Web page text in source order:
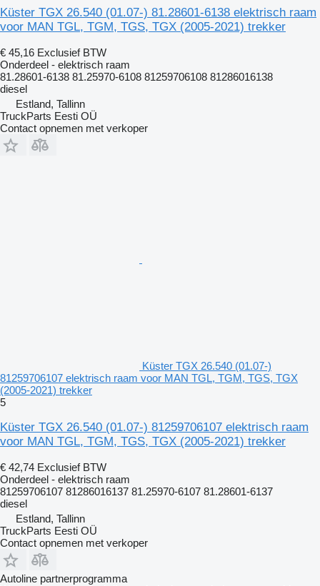
Küster TGX 26.540 (01.07-) 81.28601-6138 elektrisch raam
voor MAN TGL, TGM, TGS, TGX (2005-2021) trekker
€ 45,16 Exclusief BTW
Onderdeel - elektrisch raam
81.28601-6138 81.25970-6108 81259706108 81286016138
diesel
Estland, Tallinn
TruckParts Eesti OÜ
Contact opnemen met verkoper
Küster TGX 26.540 (01.07-)
81259706107 elektrisch raam voor MAN TGL, TGM, TGS, TGX
(2005-2021) trekker
5
Küster TGX 26.540 (01.07-) 81259706107 elektrisch raam
voor MAN TGL, TGM, TGS, TGX (2005-2021) trekker
€ 42,74 Exclusief BTW
Onderdeel - elektrisch raam
81259706107 81286016137 81.25970-6107 81.28601-6137
diesel
Estland, Tallinn
TruckParts Eesti OÜ
Contact opnemen met verkoper
Autoline partnerprogramma